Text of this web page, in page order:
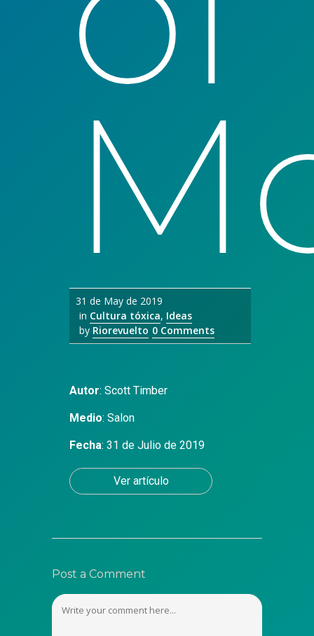
31 de May de 2019
in Cultura tóxica, Ideas
by Riorevuelto 0 Comments
Autor: Scott Timber
Medio: Salon
Fecha: 31 de Julio de 2019
Ver artículo
Post a Comment